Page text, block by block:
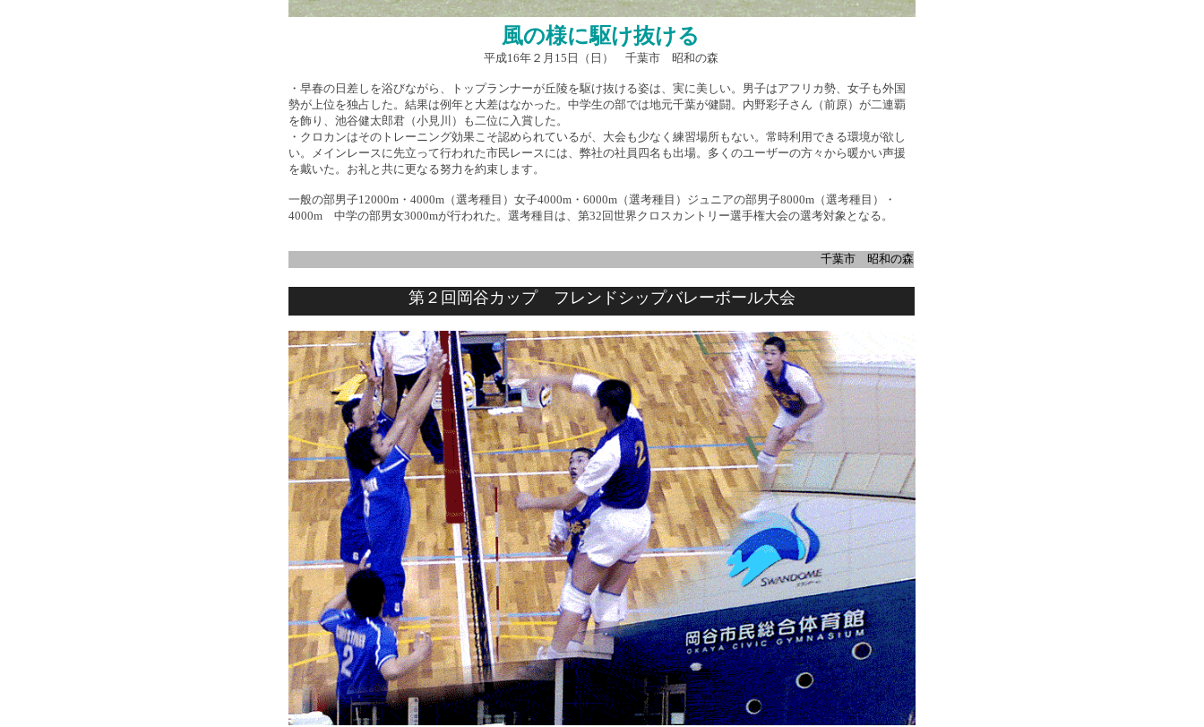
風の様に駆け抜ける
平成16年２月15日（日） 千葉市 昭和の森
・早春の日差しを浴びながら、トップランナーが丘陵を駆け抜ける姿は、実に美しい。男子はアフリカ勢、女子も外国
勢が上位を独占した。結果は例年と大差はなかった。中学生の部では地元千葉が健闘。内野彩子さん（前原）が二連覇
を飾り、池谷健太郎君（小見川）も二位に入賞した。
・クロカンはそのトレーニング効果こそ認められているが、大会も少なく練習場所もない。常時利用できる環境が欲し
い。メインレースに先立って行われた市民レースには、弊社の社員四名も出場。多くのユーザーの方々から暖かい声援
を戴いた。お礼と共に更なる努力を約束します。
一般の部男子12000m・4000m（選考種目）女子4000m・6000m（選考種目）ジュニアの部男子8000m（選考種目）・
4000m 中学の部男女3000mが行われた。選考種目は、第32回世界クロスカントリー選手権大会の選考対象となる。
千葉市 昭和の森
第２回岡谷カップ フレンドシップバレーボール大会